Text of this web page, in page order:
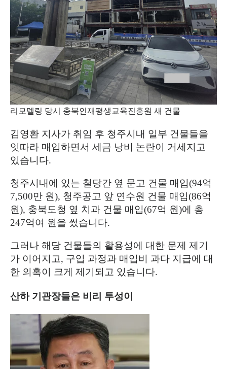
리모델링 당시 충북인재평생교육진흥원 새 건물
김영환 지사가 취임 후 청주시내 일부 건물들을
잇따라 매입하면서 세금 낭비 논란이 거세지고
있습니다.
청주시내에 있는 철당간 옆 문고 건물 매입(94억
7,500만 원), 청주공고 앞 연수원 건물 매입(86억
원), 충북도청 옆 치과 건물 매입(67억 원)에 총
247억여 원을 썼습니다.
그러나 해당 건물들의 활용성에 대한 문제 제기
가 이어지고, 구입 과정과 매입비 과다 지급에 대
한 의혹이 크게 제기되고 있습니다.
산하 기관장들은 비리 투성이